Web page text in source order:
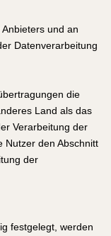
und an
Datenverarbeitung
die
Land als das
Verarbeitung der
Nutzer den Abschnitt
der
festgelegt, werden